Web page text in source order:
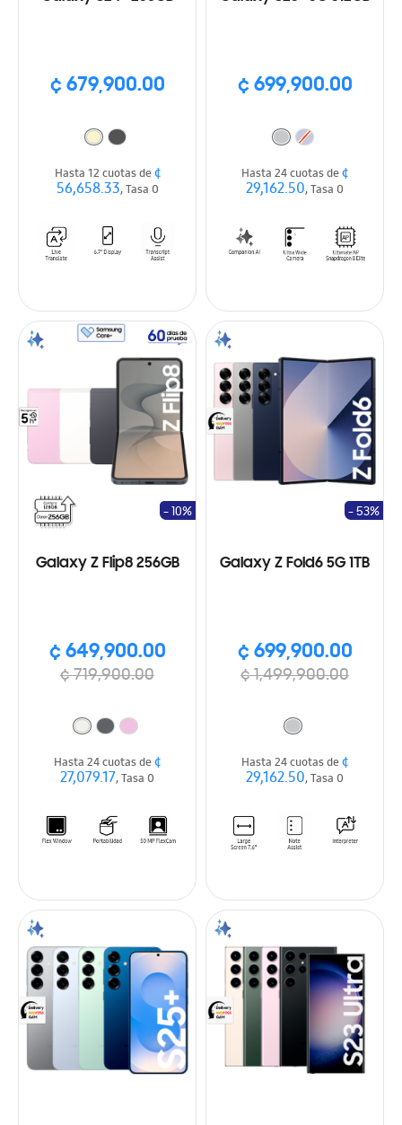
¢ 679,900.00
Hasta 12 cuotas de¢
56,658.33, Tasa 0
¢ 699,900.00
Hasta 24 cuotas de¢
29,162.50, Tasa 0
Galaxy Z Flip8 256GB
¢ 649,900.00
¢ 719,900.00
- 10%
Hasta 24 cuotas de¢
27,079.17, Tasa 0
Galaxy Z Fold6 5G 1TB
¢ 699,900.00
¢ 1,499,900.00
- 53%
Hasta 24 cuotas de¢
29,162.50, Tasa 0